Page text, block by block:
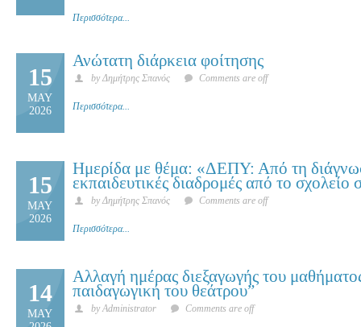
Περισσότερα...
15
MAY
2026
Ανώτατη διάρκεια φοίτησης
by Δημήτρης Σπανός Comments are off
Περισσότερα...
15
MAY
2026
Ημερίδα με θέμα: «ΔΕΠΥ: Από τη
εκπαιδευτικές διαδρομές από το
by Δημήτρης Σπανός Comments are off
Περισσότερα...
14
MAY
Αλλαγή ημέρας διεξαγωγής του
παιδαγωγική του θεάτρου”
by Administrator Comments are off